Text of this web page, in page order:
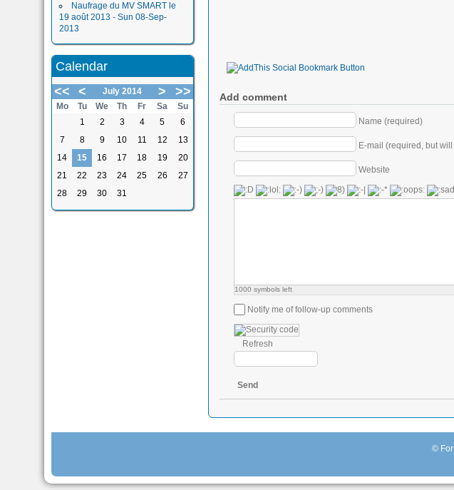
Naufrage du MV SMART le
19 août 2013 - Sun 08-Sep-
2013
Calendar
<<
< July 2014 > >>
Mo Tu We Th Fr Sa
Su
1
2 3 4 5
6
7
8 9 10 11 12
13
14
15 16 17 18 19
20
21
22 23 24 25 26
27
28
29 30 31
Add comment
Name (required)
E-mail (required, but
Website
1000 symbols left
Notify me of follow-up comments
Refresh
Send
©